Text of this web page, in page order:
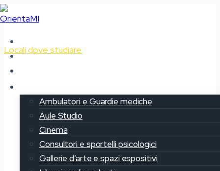
Salta
al
contenuto
Chi siamo
Ambulatori e Guardie mediche
Aule Studio
Cinema
Consultori e sportelli psicologici
Gallerie d’arte e spazi espositivi
Locali dove studiare
Upcycle